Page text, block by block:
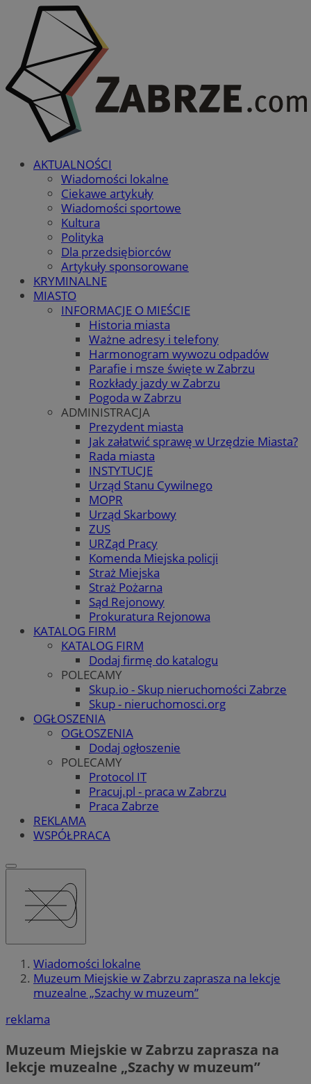
AKTUALNOŚCI
Wiadomości lokalne
Ciekawe artykuły
Wiadomości sportowe
Kultura
Polityka
Dla przedsiębiorców
Artykuły sponsorowane
KRYMINALNE
MIASTO
INFORMACJE O MIEŚCIE
Historia miasta
Ważne adresy i telefony
Harmonogram wywozu odpadów
Parafie i msze święte w Zabrzu
Rozkłady jazdy w Zabrzu
Pogoda w Zabrzu
ADMINISTRACJA
Prezydent miasta
Jak załatwić sprawę w Urzędzie Miasta?
Rada miasta
INSTYTUCJE
Urząd Stanu Cywilnego
MOPR
Urząd Skarbowy
ZUS
URZąd Pracy
Komenda Miejska policji
Straż Miejska
Straż Pożarna
Sąd Rejonowy
Prokuratura Rejonowa
KATALOG FIRM
KATALOG FIRM
Dodaj firmę do katalogu
POLECAMY
Skup.io - Skup nieruchomości Zabrze
Skup - nieruchomosci.org
OGŁOSZENIA
OGŁOSZENIA
Dodaj ogłoszenie
POLECAMY
Protocol IT
Pracuj.pl - praca w Zabrzu
Praca Zabrze
REKLAMA
WSPÓŁPRACA
Wiadomości lokalne
Muzeum Miejskie w Zabrzu zaprasza na lekcje
muzealne „Szachy w muzeum”
reklama
Muzeum Miejskie w Zabrzu zaprasza na
lekcje muzealne „Szachy w muzeum”